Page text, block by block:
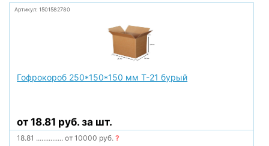
Артикул: 1501582780
Гофрокороб 250*150*150 мм Т-21 бурый
от 18.81 руб. за шт.
18.81 ............... от 10000 руб.?